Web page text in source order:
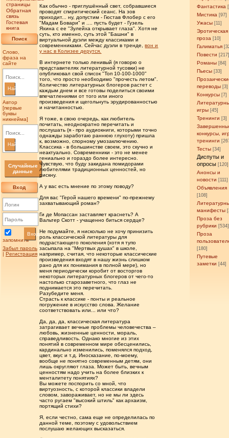
страницы
Обратная
связь
Гостевая
книга
Поиск
Слово,
фраза на
сайте
Найти
Автор
[первые
буквы
никнейма]
Найти
Случайные
данные
Вход
запомнить
Вход
Забыл пароль
| Регистрация
Фантастика
Мистика [97]
Ужасы [11]
Эротическая
проза [10]
Галиматья
Повести
Романы [84]
Пьесы [33]
переводы [3]
Конкурсы [7]
игры [45]
Тренинги [3]
конкурсы,
тренинги
Тесты [34]
Диспуты и
опросы [120]
Анонсы и
новости [111]
Объявления
[108]
манифесты
Проза без
рубрики [534]
Проза
[180]
Путевые
заметки [44]
Как обычно - приглушённый свет, собравшиеся
проводят спиритический сеанс. На зов
приходит... ну, допустим - Гюстав Флобер с его
"Мадам Бовари" и .... пусть будет - Гузель
Яхина с ее "Зулейха открывает глаза". Хотя не
суть, кто именно, суть этой "Башни" в
виртуальной дуэли между классиками и
современниками. Сейчас дуэли в тренде,вон и
у нас в Колизее дерутся.
В интернете только ленивый (я говорю о
представителях литературной тусовки) не
опубликовал свой список "Топ 10-100-1000"
того, что просто необходимо "прочесть летом".
Количество литературных блогеров растет с
каждым днем и все готовы поделиться своими
впечатлениями от того или иного
произведения и щегольнуть эрудированностью
и начитанностью.
Я тоже, в свою очередь, как любитель
почитать, неоднократно перечитать и
послушать (я - про аудиокниги, которыми точно
однажды заработаю раннюю глухоту) пришла
к, возможно, спорному умозаключению.
Классика - в большинстве своем, это скучно и
неактуально. Современники - это не менее
гениально и гораздо более интересно.
Чувствую, что буду закидана помидорами
любителями традиционных ценностей, но
рискну.
А у вас есть мнение по этому поводу?
Для вас "Герой нашего времени" по-прежнему
захватывающий роман?
Ги де Мопассан заставляет краснеть? А
Вальтер Скотт - учащенно биться сердце?
Не подумайте, я нисколько не хочу принизить
роль классической литературы для
подрастающего поколения (хотя я тупо
засыпала на "Мертвых душах" в школе,
например, считая, что некоторые классические
произведения входят в нашу жизнь слишком
рано для их понимания в полной мере), но
меня периодически коробит от восторгов
некоторых литературных блогеров от чего-то
настолько старозаветного, что глаз не
поднимается это перечитать.
Разубедите меня.
Страсть к классике - понты и реальное
погружение в искусство слова. Желание
соответствовать или... или что?
Да, да, да, классическая литература
затрагивает вечные проблемы человечества –
любовь, жизненные ценности, мораль,
справедливость. Однако многие из этих
понятий в современном мире обесценились,
кардинально изменились, поменялся подход,
цвет, вкус и т.д. Иносказание, по-моему,
вообще не понятно современным детям, они
лишь округляют глаза. Может быть, вечным
ценностям надо учить на более близких к
менталитету понятиях?
Вы можете поспорить со мной, что
виртуозность, с которой классики владели
словом, завораживает, но не мы ли здесь
часто ругаем "высокий штиль" как архаизм,
портящий стихи?
Я, если честно, сама еще не определилась по
данной теме, поэтому с удовольствием
послушаю желающих высказаться.